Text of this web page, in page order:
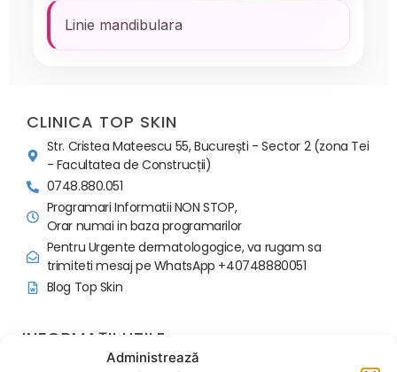
Administrează
Linie mandibulara
CLINICA TOP SKIN
Str. Cristea Mateescu 55, București - Sector 2 (zona Tei
- Facultatea de Construcții)
0748.880.051
Programari Informatii NON STOP,
Orar numai in baza programarilor
Pentru Urgente dermatologogice, va rugam sa
trimiteti mesaj pe WhatsApp +40748880051
Blog Top Skin
INFORMAȚII UTILE
Politica programari si avans